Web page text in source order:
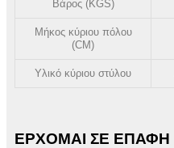
Βάρος (KGS)
Μήκος κύριου πόλου
(CM)
Υλικό κύριου στύλου
ΕΡΧΟΜΑΙ ΣΕ ΕΠΑΦΗ